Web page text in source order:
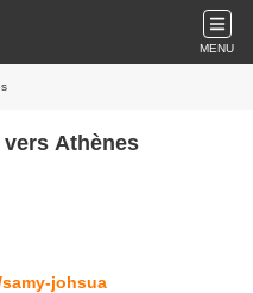
MENU
Athènes
johsua